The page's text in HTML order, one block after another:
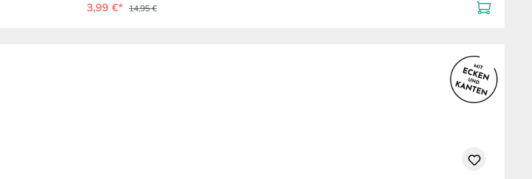
3,99 €* 14,95 €